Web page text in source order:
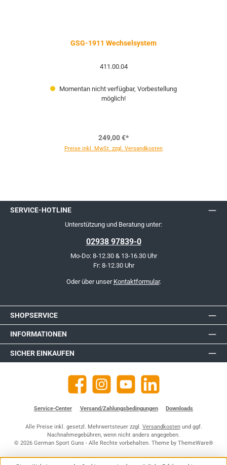
GSG-1911 Wechselsystem
411.00.04
Momentan nicht verfügbar, Vorbestellung
möglich!
249,00 €*
Preise inkl. MwSt. zzgl. Versandkosten
SERVICE-HOTLINE
Unterstützung und Beratung unter:
02938 97839-0
Mo-Do: 8-12.30 & 13-16.30 Uhr
Fr: 8-12.30 Uhr
Oder über unser Kontaktformular.
SHOPSERVICE
INFORMATIONEN
SICHER EINKAUFEN
Facebook Instagram YouTube https://de.linkedin.com/company/
Service-Center Versand/Zahlungsbedingungen Downloads
Alle Preise inkl. gesetzl. Mehrwertsteuer zzgl. Versandkostenund ggf.
Nachnahmegebühren, wenn nicht anders angegeben.
© 2026 German Sport Guns - Alle Rechte vorbehalten. Theme by ThemeWare®